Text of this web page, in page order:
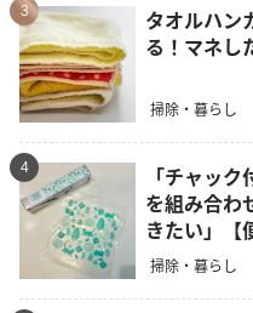
3
タオルハン
る！マネし
掃除・暮らし
4
「チャッ
を組み合わ
きたい」【
掃除・暮らし